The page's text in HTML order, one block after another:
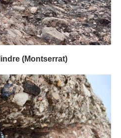
(Montserrat)